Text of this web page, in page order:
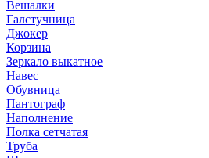
Вешалки
Галстучница
Джокер
Корзина
Зеркало выкатное
Навес
Обувница
Пантограф
Наполнение
Полка сетчатая
Труба